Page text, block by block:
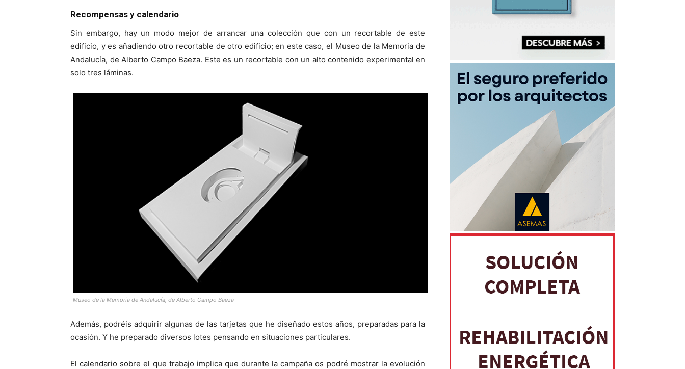
Recompensas y calendario
Sin embargo, hay un modo mejor de arrancar una colección que con un recortable de este
edificio, y es añadiendo otro recortable de otro edificio; en este caso, el Museo de la Memoria de
Andalucía, de Alberto Campo Baeza. Este es un recortable con un alto contenido experimental en
solo tres láminas.
Museo de la Memoria de Andalucía, de Alberto Campo Baeza
Además, podréis adquirir algunas de las tarjetas que he diseñado estos años, preparadas para la
ocasión. Y he preparado diversos lotes pensando en situaciones particulares.
El calendario sobre el que trabajo implica que durante la campaña os podré mostrar la evolución